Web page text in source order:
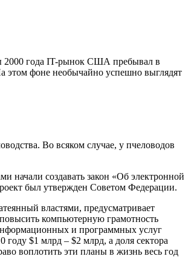
2000 года IT-рынок США пребывал в
этом фоне необычайно успешно выглядят
Во всяком случае, у пчеловодов
начали создавать закон «Об электронной
был утвержден Советом Федерации.
властями, предусматривает
компьютерную грамотность
и программных услуг
году $1 млрд – $2 млрд, а доля сектора
воплотить эти планы в жизнь весь год